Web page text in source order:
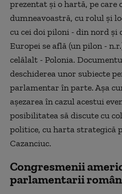
prezentat şi o hartă, pe care
dumneavoastră, cu rolul şi
cu cei doi piloni - din nord şi
Europei se află (un pilon -
celălalt - Polonia.
deschiderea unor subiecte
parlamentar în parte. Aşa
aşezarea în cazul acestui
posibilitatea să discute cu
politice, cu harta strategică
Cazanciuc.
Congresmenii
parlamentarii